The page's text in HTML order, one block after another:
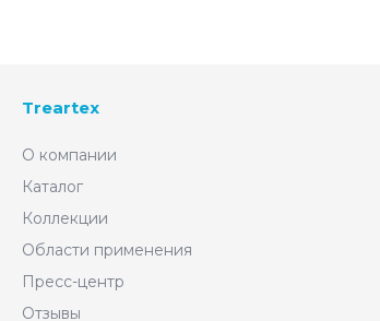
Treartex
О компании
Каталог
Коллекции
Области применения
Пресс-центр
Отзывы